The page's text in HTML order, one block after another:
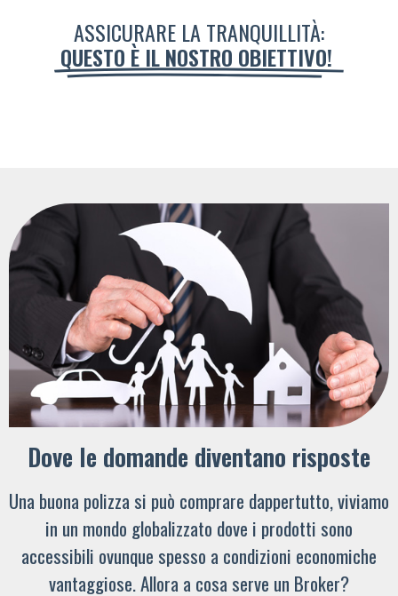
ASSICURARE LA TRANQUILLITÀ:
QUESTO È IL NOSTRO OBIETTIVO!
Dove le domande diventano risposte
Una buona polizza si può comprare dappertutto, viviamo
in un mondo globalizzato dove i prodotti sono
accessibili ovunque spesso a condizioni economiche
vantaggiose. Allora a cosa serve un Broker?